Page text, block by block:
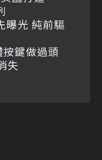
曝光 純前驅
按鍵做過頭
失